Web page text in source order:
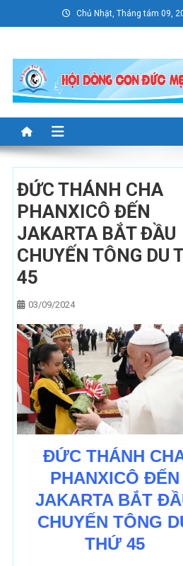
to
Chủ Nhật, Tháng tám 09,
ĐỨC THÁNH CHA
PHANXICÔ ĐẾN
JAKARTA BẮT ĐẦU
CHUYẾN TÔNG DU
45
03/09/2024
ĐỨC THÁNH
PHANXICÔ ĐẾN
JAKARTA BẮT
CHUYẾN TÔNG
THỨ 45